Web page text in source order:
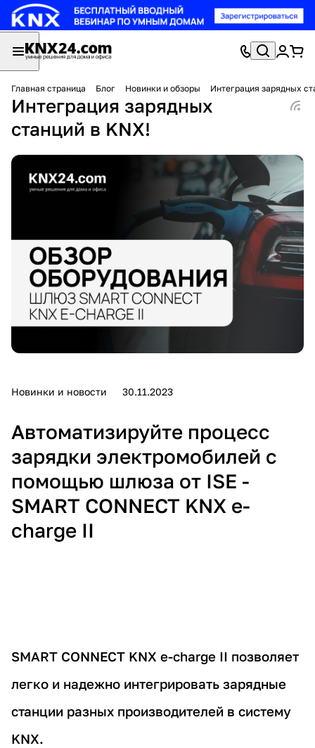
Главная страница Блог Новинки и обзоры Интеграция зарядных
Интеграция зарядных
станций в KNX!
Новинки и новости 30.11.2023
Автоматизируйте процесс
зарядки электромобилей с
помощью шлюза от ISE -
SMART CONNECT KNX e-
charge II
SMART CONNECT KNX e-charge II позволяет
легко и надежно интегрировать зарядные
станции разных производителей в систему
KNX.